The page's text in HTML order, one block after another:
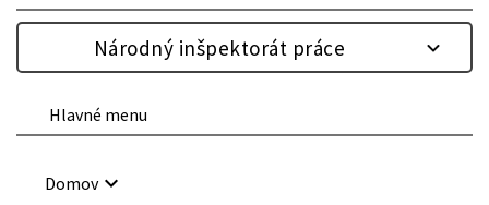
Národný inšpektorát práce
Hlavné menu
Domovkeyboard_arrow_down